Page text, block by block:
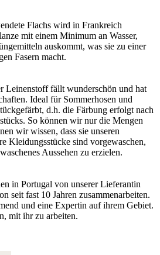
Flachs wird in Frankreich
mit einem Minimum an Wasser,
auskommt, was sie zu einer
Fasern macht.
Leinenstoff fällt wunderschön und hat
Ideal für Sommerhosen und
d.h. die Färbung erfolgt nach
So können wir nur die Mengen
wir wissen, dass sie unseren
Kleidungsstücke sind vorgewaschen,
Aussehen zu erzielen.
in Portugal von unserer Lieferantin
seit fast 10 Jahren zusammenarbeiten.
und eine Expertin auf ihrem Gebiet.
mit ihr zu arbeiten.